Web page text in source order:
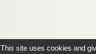
This site uses cookies and